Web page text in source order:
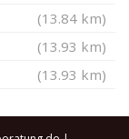
(13.84 km)
(13.93 km)
(13.93 km)